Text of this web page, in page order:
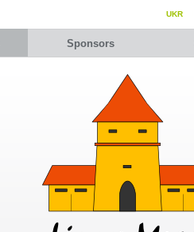
UKR
Sponsors